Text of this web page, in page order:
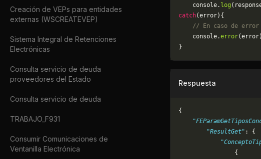
Creación de VEPs para entidades
externas (WSCREATEVEP)
Sistema Integral de Retenciones
Electrónicas
Consulta servicio de deuda
proveedores del Estado
Consulta servicio de deuda
TRABAJO_F931
Consumir Comunicaciones de
Ventanilla Electrónica
    console.
log
catch(error){
// En caso de
	console.
error
}
Respuesta
{
        "ResultGet"
: {
                {